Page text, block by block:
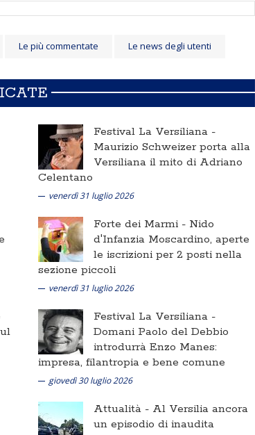
Le più commentate Le news degli utenti
Festival La Versiliana -
Maurizio Schweizer porta alla
Versiliana il mito di Adriano
Celentano
venerdì 31 luglio 2026
Forte dei Marmi - Nido
d'Infanzia Moscardino, aperte
le iscrizioni per 2 posti nella
sezione piccoli
venerdì 31 luglio 2026
Festival La Versiliana -
Domani Paolo del Debbio
introdurrà Enzo Manes:
impresa, filantropia e bene comune
giovedì 30 luglio 2026
Attualità - Al Versilia ancora
un episodio di inaudita